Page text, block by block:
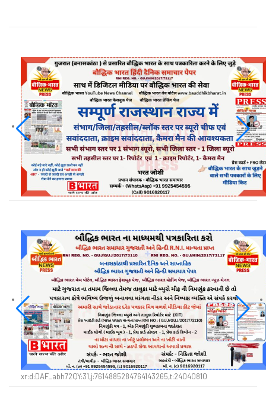
xr:d:DAF_abh72QY:31,j:7614885284764143265,t:24040810